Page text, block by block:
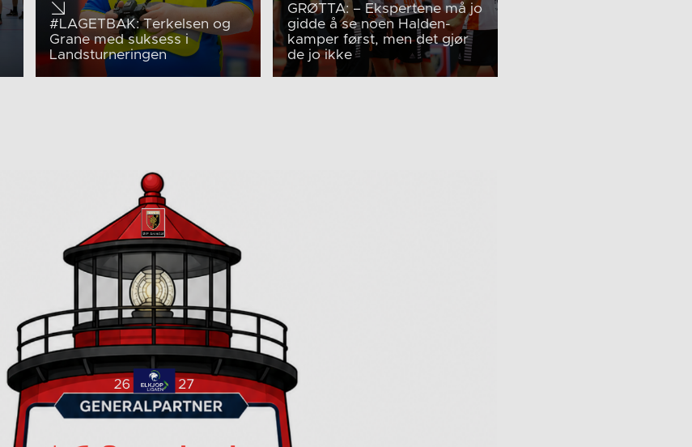
#LAGETBAK: Terkelsen og
Grane med suksess i
Landsturneringen
GRØTTA: – Ekspertene må jo
gidde å se noen Halden-
kamper først, men det gjør
de jo ikke